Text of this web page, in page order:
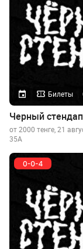
Билеты
Черный
от 2000 тенге, 21
35А